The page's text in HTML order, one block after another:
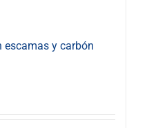
escamas y carbón